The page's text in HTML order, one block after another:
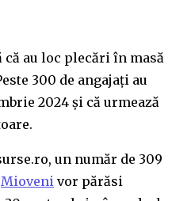
că au loc plecări în masă
300 de angajați au
2024 și că urmează
un număr de 309
Mioveni vor părăsi